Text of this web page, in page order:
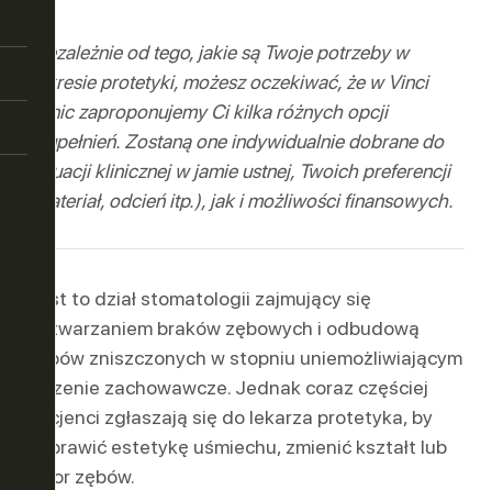
Niezależnie od tego, jakie są Twoje potrzeby w
zakresie protetyki, możesz oczekiwać, że w Vinci
Clinic zaproponujemy Ci kilka różnych opcji
uzupełnień. Zostaną one indywidualnie dobrane do
sytuacji klinicznej w jamie ustnej, Twoich preferencji
(materiał, odcień itp.), jak i możliwości finansowych.
Jest to dział stomatologii zajmujący się
odtwarzaniem braków zębowych i odbudową
zębów zniszczonych w stopniu uniemożliwiającym
leczenie zachowawcze. Jednak coraz częściej
pacjenci zgłaszają się do lekarza protetyka, by
poprawić estetykę uśmiechu, zmienić kształt lub
kolor zębów.